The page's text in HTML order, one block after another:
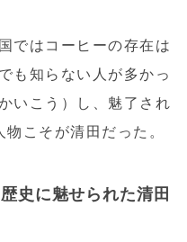
ではコーヒーの存在は
も知らない人が多かっ
いこう）し、魅了され
こそが清田だった。
史に魅せられた清田